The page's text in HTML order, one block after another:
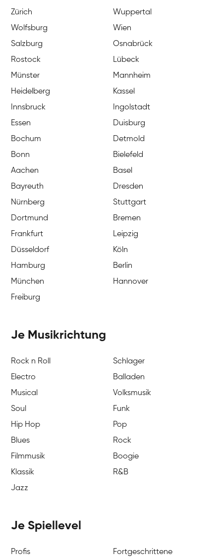
Zürich
Wuppertal
Wolfsburg
Wien
Salzburg
Osnabrück
Rostock
Lübeck
Münster
Mannheim
Heidelberg
Kassel
Innsbruck
Ingolstadt
Essen
Duisburg
Bochum
Detmold
Bonn
Bielefeld
Aachen
Basel
Bayreuth
Dresden
Nürnberg
Stuttgart
Dortmund
Bremen
Frankfurt
Leipzig
Düsseldorf
Köln
Hamburg
Berlin
München
Hannover
Freiburg
Je Musikrichtung
Rock n Roll
Schlager
Electro
Balladen
Musical
Volksmusik
Soul
Funk
Hip Hop
Pop
Blues
Rock
Filmmusik
Boogie
Klassik
R&B
Jazz
Je Spiellevel
Profis Fortgeschrittene